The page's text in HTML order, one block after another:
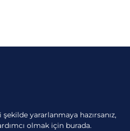
yararlanmaya hazırsanız,
olmak için burada.